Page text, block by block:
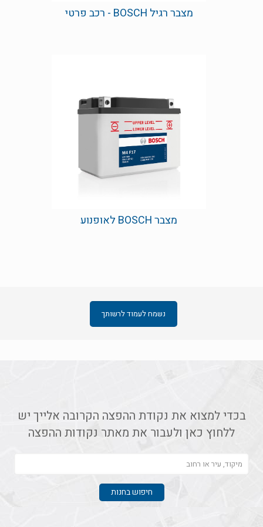
מצבר רגיל BOSCH - רכב פרטי
מצבר BOSCH לאופנוע
נשמח לעמוד לרשותך
בכדי למצוא את נקודת ההפצה הקרובה אלייך יש
ללחוץ כאן ולעבור את מאתר נקודות ההפצה